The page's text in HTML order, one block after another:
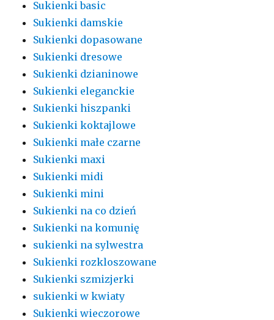
Sukienki basic
Sukienki damskie
Sukienki dopasowane
Sukienki dresowe
Sukienki dzianinowe
Sukienki eleganckie
Sukienki hiszpanki
Sukienki koktajlowe
Sukienki małe czarne
Sukienki maxi
Sukienki midi
Sukienki mini
Sukienki na co dzień
Sukienki na komunię
sukienki na sylwestra
Sukienki rozkloszowane
Sukienki szmizjerki
sukienki w kwiaty
Sukienki wieczorowe